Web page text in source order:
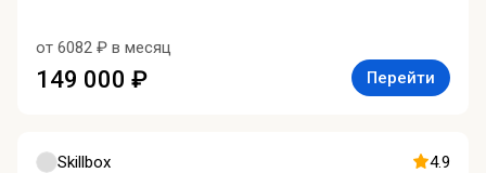
от 6082 ₽ в месяц
149 000 ₽ Перейти
Skillbox 4.9